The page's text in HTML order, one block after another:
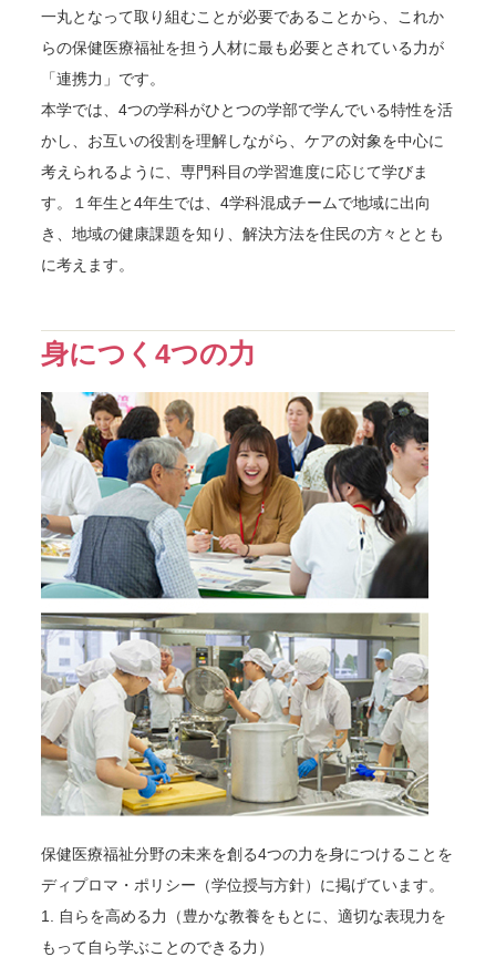
一丸となって取り組むことが必要であることから、これか
らの保健医療福祉を担う人材に最も必要とされている力が
「連携力」です。
本学では、4つの学科がひとつの学部で学んでいる特性を活
かし、お互いの役割を理解しながら、ケアの対象を中心に
考えられるように、専門科目の学習進度に応じて学びま
す。１年生と4年生では、4学科混成チームで地域に出向
き、地域の健康課題を知り、解決方法を住民の方々ととも
に考えます。
身につく4つの力
保健医療福祉分野の未来を創る4つの力を身につけることを
ディプロマ・ポリシー（学位授与方針）に掲げています。
1. 自らを高める力（豊かな教養をもとに、適切な表現力を
もって自ら学ぶことのできる力）